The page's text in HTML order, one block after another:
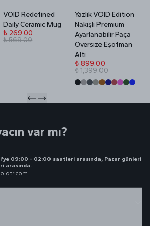
VOID Redefined
Daily Ceramic Mug
₺ 269.00
₺ 569.00
Yazlık VOID Edition
Nakışlı Premium
Ayarlanabilir Paça
Oversize Eşofman
Altı
₺ 899.00
₺ 1,399.00
var mı?
09:00 - 02:00 saatleri arasında, Pazar günleri
arasında.